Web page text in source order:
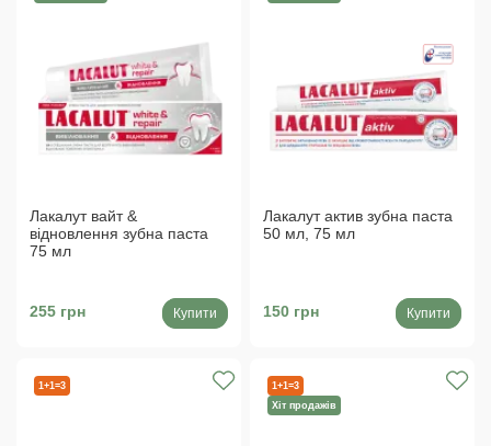
Лакалут вайт &
відновлення зубна паста
75 мл
255 грн Купити
Лакалут актив зубна паста
50 мл, 75 мл
150 грн Купити
1+1=3
1+1=3
Хіт продажів